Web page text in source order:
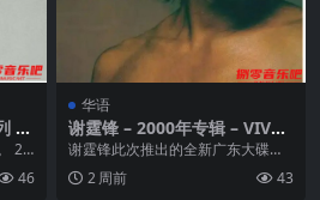
–
20
46
华语
谢霆锋 – 2000年专辑 – VIVA
(香港版) Flac
谢霆锋此次推出的全新广东大碟《V
IVA》，有口皆碑，三首主打歌【活
着VIVA】、...
2 周前 43